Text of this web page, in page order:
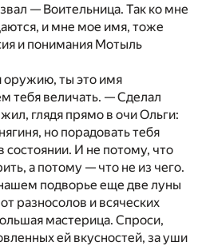
— Воительница. Так ко мне
и мне мое имя, тоже
и понимания Мотыль
ты это имя
тебя величать. — Сделал
глядя прямо в очи Ольги:
но порадовать тебя
И не потому, что
а потому — что не из чего.
подворье еще две луны
разносолов и всяческих
мастерица. Спроси,
ей вкусностей, за уши